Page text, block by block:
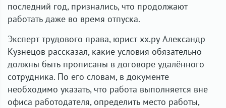
последний год, признались, что продолжают
работать даже во время отпуска.
Эксперт трудового права, юрист хх.ру Александр
Кузнецов рассказал, какие условия обязательно
должны быть прописаны в договоре удалённого
сотрудника. По его словам, в документе
необходимо указать, что работа выполняется вне
офиса работодателя, определить место работы,